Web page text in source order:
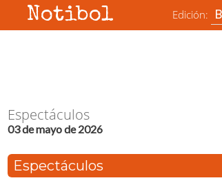
Notibol Edición:
Espectáculos
03 de mayo de 2026
Espectáculos